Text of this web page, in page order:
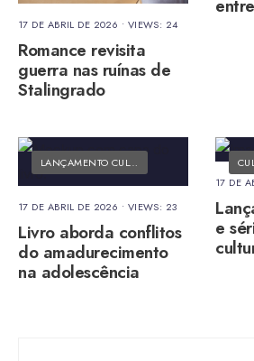
17 DE ABRIL DE 2026 • VIEWS: 24
Romance revisita
guerra nas ruínas de
Stalingrado
LANÇAMENTO CULTURAL MATÉRIAS DO
17 DE ABRIL DE 2026 • VIEWS: 23
Livro aborda conflitos
do amadurecimento
na adolescência
17 DE
e